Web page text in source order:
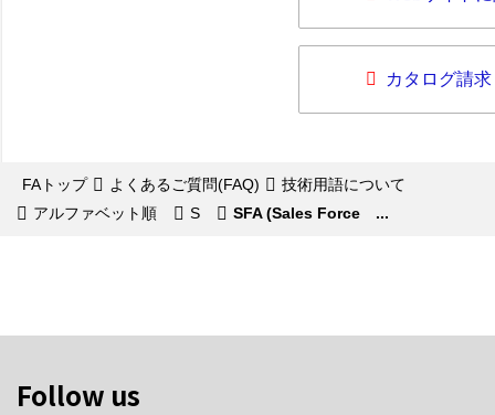
カタログ請求
FAトップ よくあるご質問(FAQ)
技術用語について
アルファベット順
S SFA (Sales Force ...
Follow us